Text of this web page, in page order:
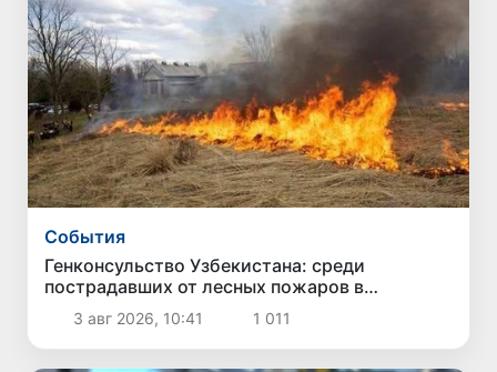
Cобытия
Генконсульство Узбекистана: среди
пострадавших от лесных пожаров в
американском штате Вашингтон граждан
Узбекистана нет
3 авг 2026, 10:41 1 011